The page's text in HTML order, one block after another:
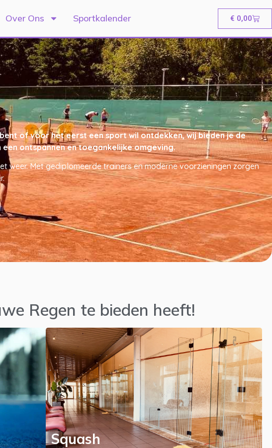
Over Ons Sportkalender € 0,00
of voor het eerst een sport wil ontdekken, wij bieden je de
ontspannen en toegankelijke omgeving.
Met gediplomeerde trainers en moderne voorzieningen zorgen
Regen te bieden heeft!
Squash